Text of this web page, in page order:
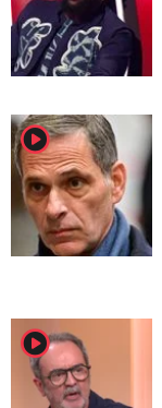
player2
player2